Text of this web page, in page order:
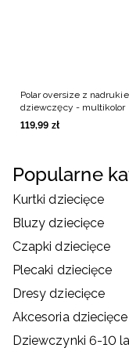
Polar oversize z
dziewczęcy - multikolor
119,99 zł
Popularne
Kurtki dziecięce
Bluzy dziecięce
Czapki dziecięce
Plecaki dziecięce
Dresy dziecięce
Akcesoria dziecięce
Dziewczynki 6-10